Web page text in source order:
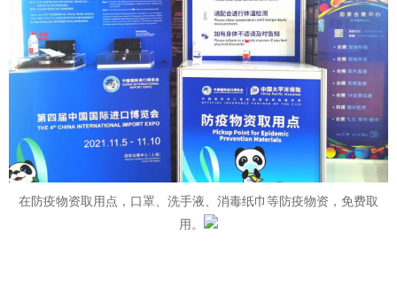
在防疫物资取用点，口罩、洗手液、消毒纸巾等防疫物资，免费取
用。